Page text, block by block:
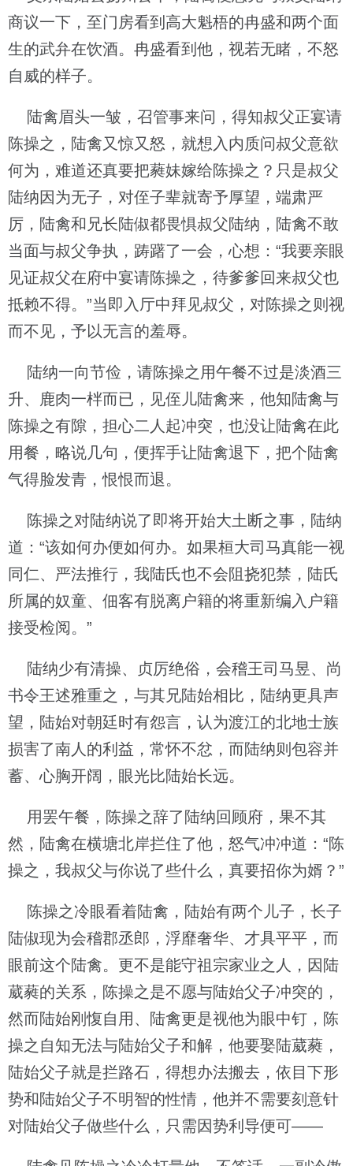
商议一下，至门房看到高大魁梧的冉盛和两个面
生的武弁在饮酒。冉盛看到他，视若无睹，不怒
自威的样子。
陆禽眉头一皱，召管事来问，得知叔父正宴请
陈操之，陆禽又惊又怒，就想入内质问叔父意欲
何为，难道还真要把蕤妹嫁给陈操之？只是叔父
陆纳因为无子，对侄子辈就寄予厚望，端肃严
厉，陆禽和兄长陆俶都畏惧叔父陆纳，陆禽不敢
当面与叔父争执，踌躇了一会，心想：“我要亲眼
见证叔父在府中宴请陈操之，待爹爹回来叔父也
抵赖不得。”当即入厅中拜见叔父，对陈操之则视
而不见，予以无言的羞辱。
陆纳一向节俭，请陈操之用午餐不过是淡酒三
升、鹿肉一柈而已，见侄儿陆禽来，他知陆禽与
陈操之有隙，担心二人起冲突，也没让陆禽在此
用餐，略说几句，便挥手让陆禽退下，把个陆禽
气得脸发青，恨恨而退。
陈操之对陆纳说了即将开始大土断之事，陆纳
道：“该如何办便如何办。如果桓大司马真能一视
同仁、严法推行，我陆氏也不会阻挠犯禁，陆氏
所属的奴童、佃客有脱离户籍的将重新编入户籍
接受检阅。”
陆纳少有清操、贞厉绝俗，会稽王司马昱、尚
书令王述雅重之，与其兄陆始相比，陆纳更具声
望，陆始对朝廷时有怨言，认为渡江的北地士族
损害了南人的利益，常怀不忿，而陆纳则包容并
蓄、心胸开阔，眼光比陆始长远。
用罢午餐，陈操之辞了陆纳回顾府，果不其
然，陆禽在横塘北岸拦住了他，怒气冲冲道：“陈
操之，我叔父与你说了些什么，真要招你为婿？”
陈操之冷眼看着陆禽，陆始有两个儿子，长子
陆俶现为会稽郡丞郎，浮靡奢华、才具平平，而
眼前这个陆禽。更不是能守祖宗家业之人，因陆
葳蕤的关系，陈操之是不愿与陆始父子冲突的，
然而陆始刚愎自用、陆禽更是视他为眼中钉，陈
操之自知无法与陆始父子和解，他要娶陆葳蕤，
陆始父子就是拦路石，得想办法搬去，依目下形
势和陆始父子不明智的性情，他并不需要刻意针
对陆始父子做些什么，只需因势利导便可——